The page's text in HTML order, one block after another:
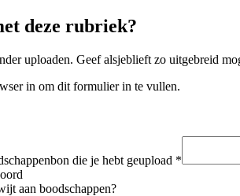
deze rubriek?
uploaden. Geef alsjeblieft zo uitgebreid
in om dit formulier in te vullen.
die je hebt geupload *
aan boodschappen?